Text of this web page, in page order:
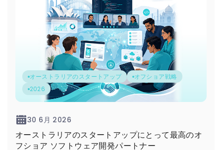
オーストラリアのスタートアップ
オフショア戦略
2026
30 6月 2026
オーストラリアのスタートアップにとって最高のオ
フショア ソフトウェア開発パートナー